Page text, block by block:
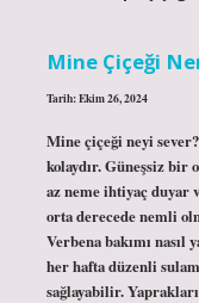
Mine Çiçeği
Tarih: Ekim 26, 2024
Mine çiçeği neyi
kolaydır. Güneşsiz bir
az neme ihtiyaç
orta derecede nemli
Verbena bakımı nasıl
her hafta düzenli
sağlayabilir.